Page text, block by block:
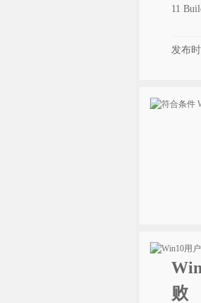
11
发布
败